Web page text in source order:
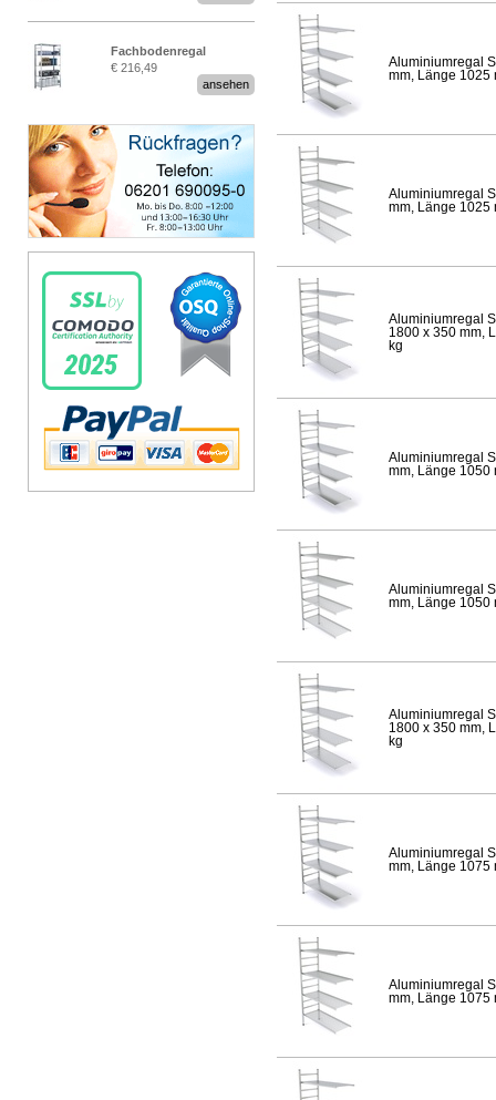
Fachbodenregal
Stecksystem MultiPlus
€ 216,49
ansehen
Aluminiumregal
mm, Länge 1025
Aluminiumregal
mm, Länge 1025
Aluminiumregal
1800 x 350 mm,
kg
Aluminiumregal
mm, Länge 1050
Aluminiumregal
mm, Länge 1050
Aluminiumregal
1800 x 350 mm,
kg
Aluminiumregal
mm, Länge 1075
Aluminiumregal
mm, Länge 1075